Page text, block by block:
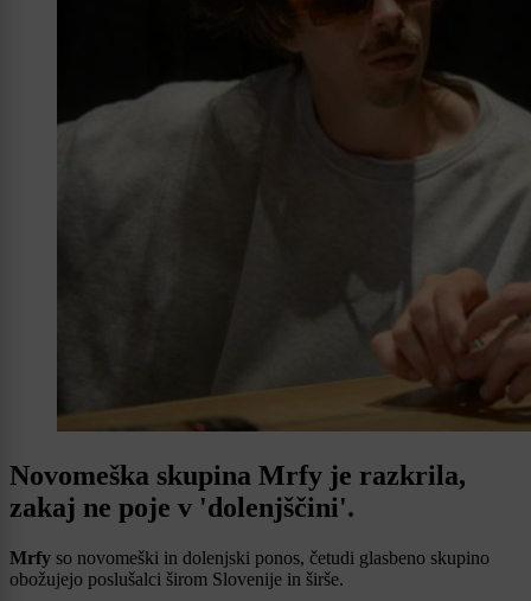
Novomeška skupina Mrfy je razkrila,
zakaj ne poje v 'dolenjščini'.
Mrfy so novomeški in dolenjski ponos, četudi glasbeno skupino
obožujejo poslušalci širom Slovenije in širše.